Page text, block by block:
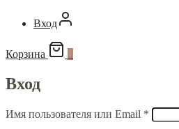
Вход
Корзина
Вход
Имя пользователя или Email *